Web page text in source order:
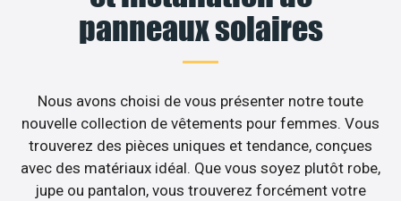
panneaux solaires
Nous avons choisi de vous présenter notre toute
nouvelle collection de vêtements pour femmes. Vous
trouverez des pièces uniques et tendance, conçues
avec des matériaux idéal. Que vous soyez plutôt robe,
jupe ou pantalon, vous trouverez forcément votre